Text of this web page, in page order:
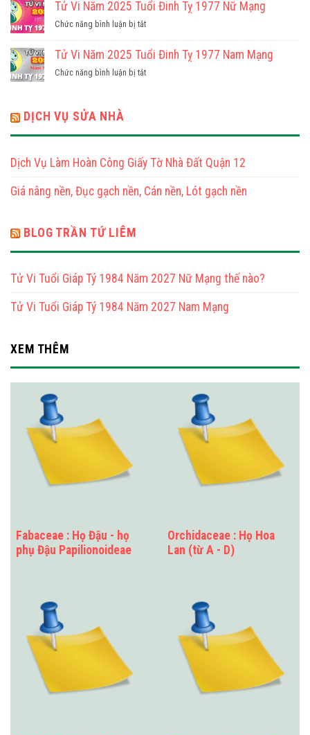
Mạng
Ất
Mạng
2025
Ất
Tử Vi Năm 2025 Tuổi Đinh Tỵ 1977 Nữ Mạng
Chức năng bình luận bị tắtở
Vi
2025
Mạng
Tử Vi Năm 2025 Tuổi Đinh Tỵ 1977 Nam Mạng
Chức năng bình luận bị tắtở
Tuổi
Tỵ
Nam
DỊCH VỤ SỬA NHÀ
Dịch Vụ Làm Hoàn Công Giấy Tờ Nhà Đất Quận 12
Giá nâng nền, Đục gạch nền, Cán nền, Lót gạch nền
BLOG TRẦN TỨ LIÊM
Tử Vi Tuổi Giáp Tý 1984 Năm 2027 Nữ Mạng thế nào?
Tử Vi Tuổi Giáp Tý 1984 Năm 2027 Nam Mạng
XEM THÊM
Fabaceae : Họ Đậu - họ
phụ Đậu Papilionoideae
Orchidaceae : Họ Hoa
Lan (từ A - D)